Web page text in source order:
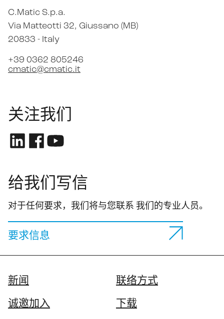
C.Matic S.p.a.
Via Matteotti 32, Giussano (MB)
20833 - Italy
+39 0362 805246
cmatic@cmatic.it
关注我们
给我们写信
对于任何要求，我们将与您联系 我们的专业人员。
要求信息
新闻 联络方式
诚邀加入 下载